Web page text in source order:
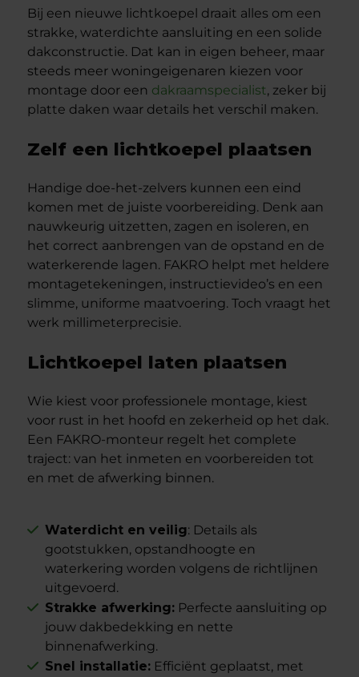
Bij een nieuwe lichtkoepel draait alles om een
strakke, waterdichte aansluiting en een solide
dakconstructie. Dat kan in eigen beheer, maar
steeds meer woningeigenaren kiezen voor
montage door een dakraamspecialist, zeker bij
platte daken waar details het verschil maken.
Zelf een lichtkoepel plaatsen
Handige doe-het-zelvers kunnen een eind
komen met de juiste voorbereiding. Denk aan
nauwkeurig uitzetten, zagen en isoleren, en
het correct aanbrengen van de opstand en de
waterkerende lagen. FAKRO helpt met heldere
montagetekeningen, instructievideo’s en een
slimme, uniforme maatvoering. Toch vraagt het
werk millimeterprecisie.
Lichtkoepel laten plaatsen
Wie kiest voor professionele montage, kiest
voor rust in het hoofd en zekerheid op het dak.
Een FAKRO-monteur regelt het complete
traject: van het inmeten en voorbereiden tot
en met de afwerking binnen.
Waterdicht en veilig: Details als
gootstukken, opstandhoogte en
waterkering worden volgens de richtlijnen
uitgevoerd.
Strakke afwerking: Perfecte aansluiting op
jouw dakbedekking en nette
binnenafwerking.
Snel installatie: Efficiënt geplaatst, met